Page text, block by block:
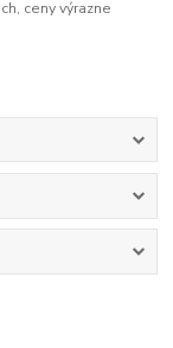
ceny výrazne